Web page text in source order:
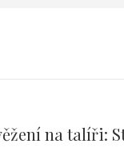
na talíři: